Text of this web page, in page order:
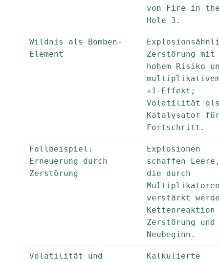
von Fire in
Hole 3.
Wildnis als Bomben-
Element
Zerstörung mit
hohem Risiko
+1-Effekt;
Volatilität
Katalysator
Fortschritt.
Fallbeispiel:
Erneuerung durch
Zerstörung
Explosionen
schaffen
die durch
verstärkt
Kettenreaktion
Zerstörung und
Neubeginn.
Volatilität und
Kalkulierte